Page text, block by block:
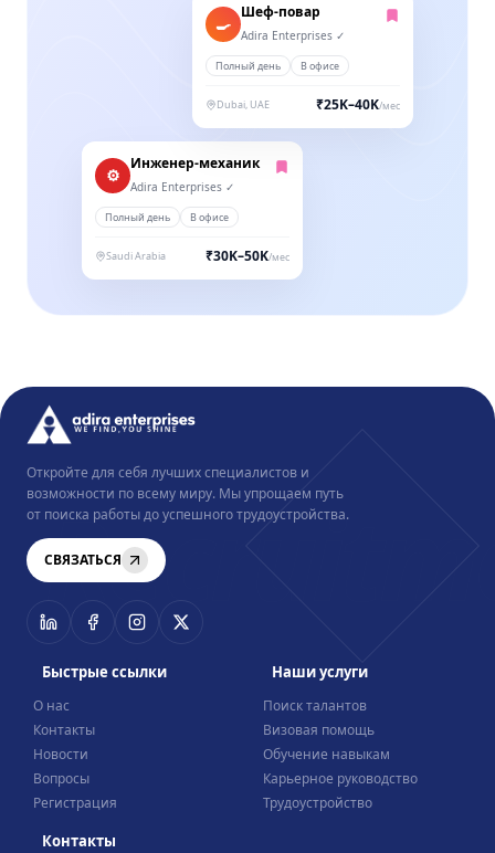
🍳
Шеф-повар
Adira Enterprises ✓
Полный день В офисе
Dubai, UAE ₹25K–40K/мес
⚙️
Инженер-механик
Adira Enterprises ✓
Полный день В офисе
Saudi Arabia ₹30K–50K/мес
Откройте для себя лучших специалистов и
возможности по всему миру. Мы упрощаем путь
от поиска работы до успешного трудоустройства.
СВЯЗАТЬСЯ
Быстрые ссылки
О нас
Контакты
Новости
Вопросы
Регистрация
Наши услуги
Поиск талантов
Визовая помощь
Обучение навыкам
Карьерное руководство
Трудоустройство
Контакты